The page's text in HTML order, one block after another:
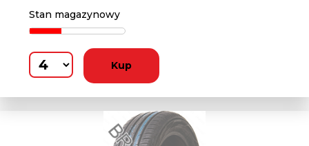
Stan magazynowy
Kup